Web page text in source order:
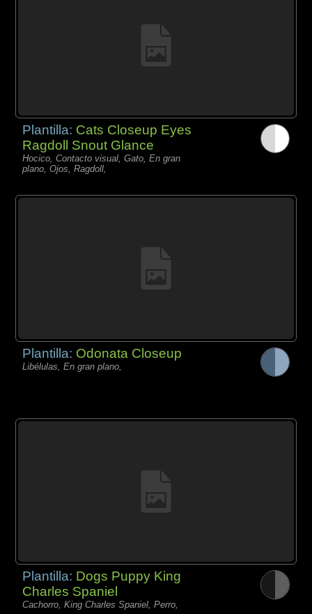
Plantilla: Cats Closeup Eyes
Ragdoll Snout Glance
Hocico, Contacto visual, Gato, En gran
plano, Ojos, Ragdoll,
Plantilla: Odonata Closeup
Libélulas, En gran plano,
Plantilla: Dogs Puppy King
Charles Spaniel
Cachorro, King Charles Spaniel, Perro,